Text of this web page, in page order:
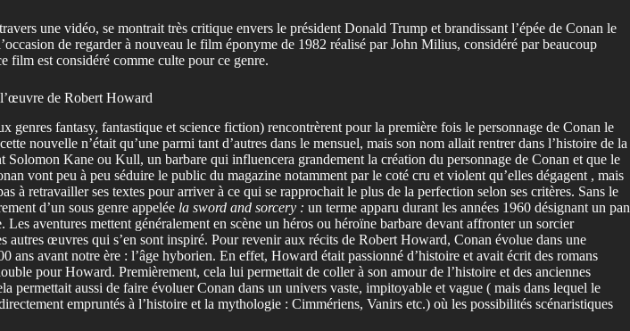
une vidéo, se montrait très critique envers le président Donald Trump et brandissant l’épée de Conan le
de regarder à nouveau le film éponyme de 1982 réalisé par John Milius, considéré par beaucoup
film est considéré comme culte pour ce genre.
de Robert Howard
genres fantasy, fantastique et science fiction) rencontrèrent pour la première fois le personnage de Conan le
nouvelle n’était qu’une parmi tant d’autres dans le mensuel, mais son nom allait rentrer dans l’histoire de la
Kane ou Kull, un barbare qui influencera grandement la création du personnage de Conan et que le
vont peu à peu séduire le public du magazine notamment par le coté cru et violent qu’elles dégagent , mais
retravailler ses textes pour arriver à ce qui se rapprochait le plus de la perfection selon ses critères. Sans le
d’un sous genre appelée la sword and sorcery : un terme apparu durant les années 1960 désignant un pan
aventures mettent généralement en scène un héros ou héroïne barbare devant affronter un sorcier
œuvres qui s’en sont inspiré. Pour revenir aux récits de Robert Howard, Conan évolue dans une
avant notre ère : l’âge hyborien. En effet, Howard était passionné d’histoire et avait écrit des romans
pour Howard. Premièrement, cela lui permettait de coller à son amour de l’histoire et des anciennes
aussi de faire évoluer Conan dans un univers vaste, impitoyable et vague ( mais dans lequel le
empruntés à l’histoire et la mythologie : Cimmériens, Vanirs etc.) où les possibilités scénaristiques